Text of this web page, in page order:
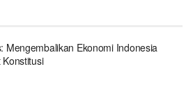
Mengembalikan Ekonomi Indonesia